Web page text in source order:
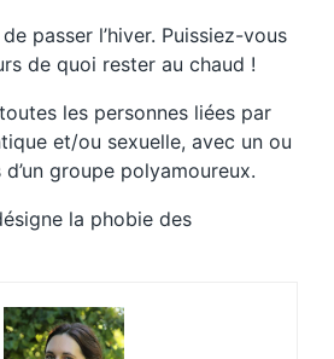
passer l’hiver. Puissiez-vous
de quoi rester au chaud !
les personnes liées par
et/ou sexuelle, avec un ou
groupe polyamoureux.
la phobie des